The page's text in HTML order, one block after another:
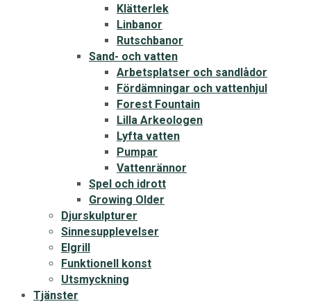
Klätterlek
Linbanor
Rutschbanor
Sand- och vatten
Arbetsplatser och sandlådor
Fördämningar och vattenhjul
Forest Fountain
Lilla Arkeologen
Lyfta vatten
Pumpar
Vattenrännor
Spel och idrott
Growing Older
Djurskulpturer
Sinnesupplevelser
Elgrill
Funktionell konst
Utsmyckning
Tjänster